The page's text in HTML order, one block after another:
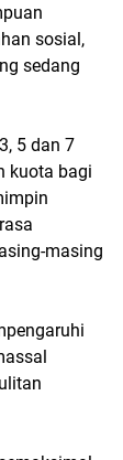
sosial,
sedang
5 dan 7
kuota bagi
masing